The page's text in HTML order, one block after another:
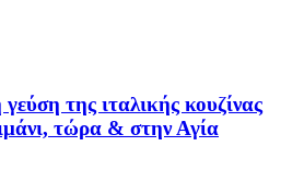
της ιταλικής κουζίνας
τώρα & στην Αγία